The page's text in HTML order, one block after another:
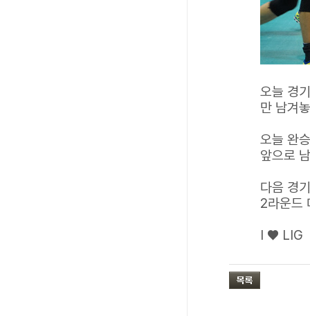
오늘 경
만 남겨
오늘 완
앞으로
다음 경
2라운드
I ♥ LIG